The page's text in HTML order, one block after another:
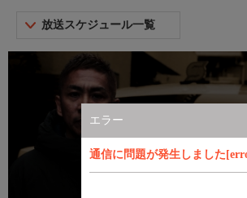
エラー
通信に問題が発生しました
放送スケジュール一覧